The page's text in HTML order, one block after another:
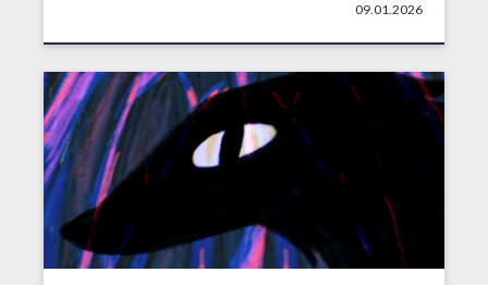
09.01.2026